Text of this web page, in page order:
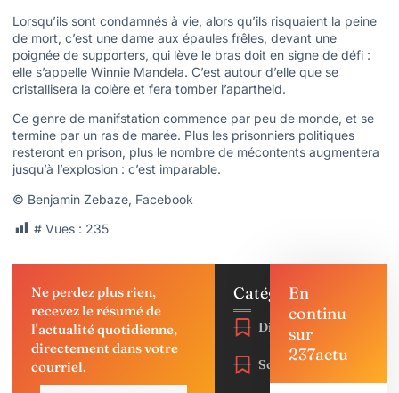
Lorsqu’ils sont condamnés à vie, alors qu’ils risquaient la peine
de mort, c’est une dame aux épaules frêles, devant une
poignée de supporters, qui lève le bras doit en signe de défi :
elle s’appelle Winnie Mandela. C’est autour d’elle que se
cristallisera la colère et fera tomber l’apartheid.
Ce genre de manifstation commence par peu de monde, et se
termine par un ras de marée. Plus les prisonniers politiques
resteront en prison, plus le nombre de mécontents augmentera
jusqu’à l’explosion : c’est imparable.
© Benjamin Zebaze, Facebook
# Vues : 235
Ne perdez plus rien,
recevez le résumé de
l'actualité quotidienne,
directement dans votre
courriel.
Catégories
Diaspora
Société
En
continu
sur
237actu